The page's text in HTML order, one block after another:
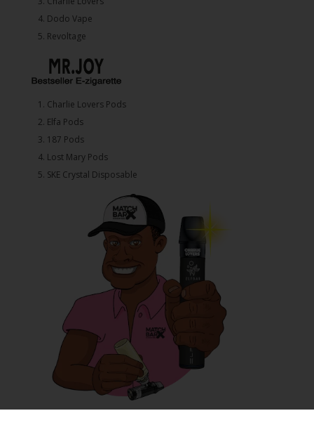
4.⁠ ⁠⁠Dodo Vape
5. ⁠Revoltage
1.⁠ ⁠Charlie Lovers Pods
2.⁠ ⁠⁠Elfa Pods
3.⁠ ⁠⁠187 Pods
4.⁠ ⁠⁠Lost Mary Pods
5.⁠ ⁠⁠SKE Crystal Disposable